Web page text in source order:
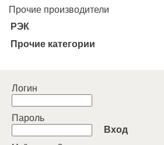
Прочие производители
РЭК
Прочие категории
Логин
Пароль
Вход